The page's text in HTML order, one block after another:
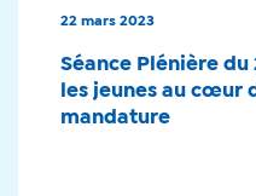
22 mars 2023
Séance Plénière du
les jeunes au cœur
mandature